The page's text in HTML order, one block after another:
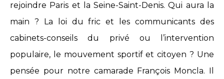
rejoindre Paris et la Seine-Saint-Denis. Qui aura la
main ? La loi du fric et les communicants des
cabinets-conseils du privé ou l’intervention
populaire, le mouvement sportif et citoyen ? Une
pensée pour notre camarade François Moncla. Il